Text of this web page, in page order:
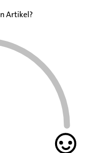
Artikel?